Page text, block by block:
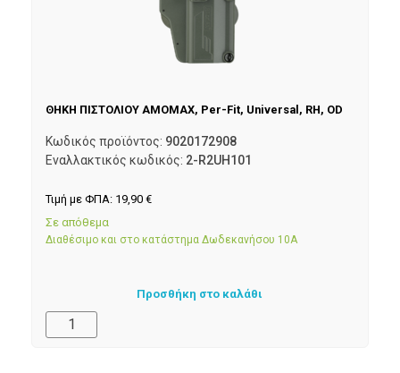
ΘΗΚΗ ΠΙΣΤΟΛΙΟΥ AMOMAX, Per-Fit, Universal, RH, OD
Κωδικός προϊόντος: 9020172908
Εναλλακτικός κωδικός: 2-R2UH101
Τιμή με ΦΠΑ: 19,90 €
Σε απόθεμα
Διαθέσιμο και στο κατάστημα Δωδεκανήσου 10Α
Προσθήκη στο καλάθι